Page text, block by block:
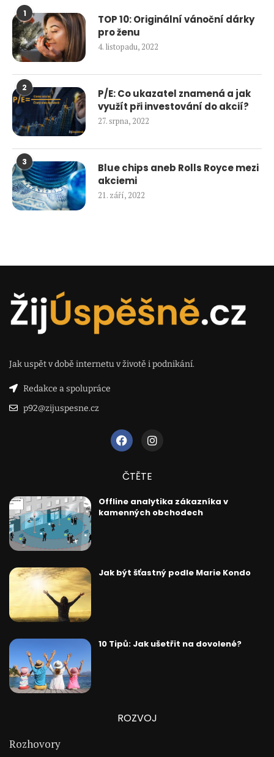
1
TOP 10: Originální vánoční dárky
pro ženu
4. listopadu, 2022
2
P/E: Co ukazatel znamená a jak
využít při investování do akcií?
27. srpna, 2022
3
Blue chips aneb Rolls Royce mezi
akciemi
21. září, 2022
Jak uspět v době internetu v životě i podnikání.
Redakce a spolupráce
p92@zijuspesne.cz
ČTĚTE
Offline analytika zákazníka v
kamenných obchodech
Jak být šťastný podle Marie Kondo
10 Tipů: Jak ušetřit na dovolené?
ROZVOJ
Rozhovory